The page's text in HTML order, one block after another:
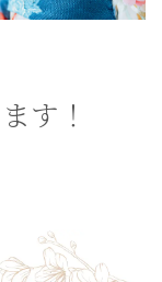
す！